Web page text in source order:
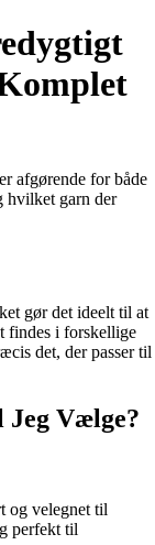
afgørende for både
hvilket garn der
gør det ideelt til at
findes i forskellige
det, der passer til
Vælge?
og velegnet til
perfekt til